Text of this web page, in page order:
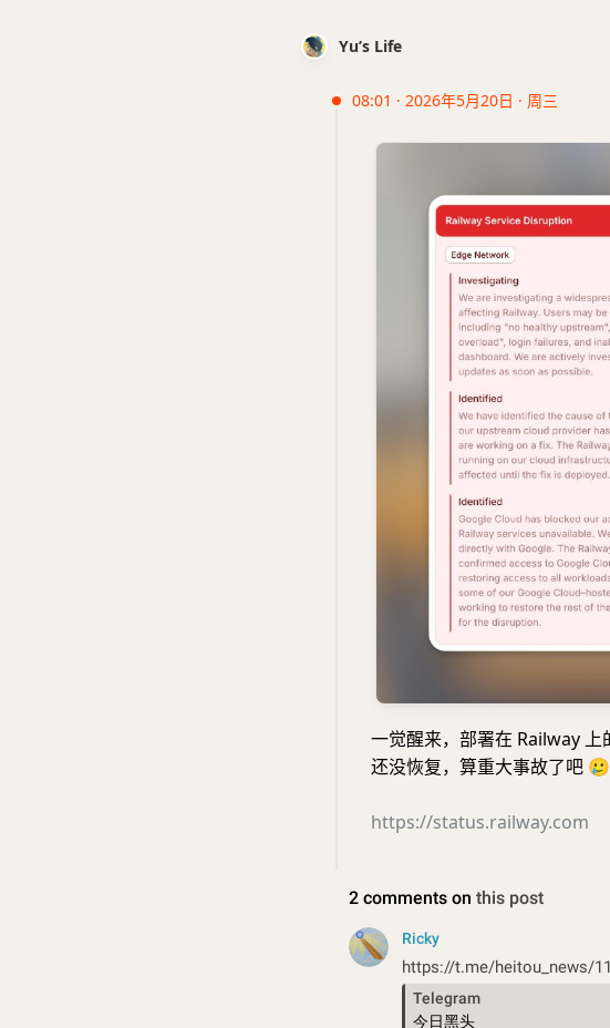
Yu’s Life
08:01 · 2026年5月20日 · 周三
一觉醒来，部署在 Railway
还没恢复，算重大事故了吧 🥲
https://status.railway.com